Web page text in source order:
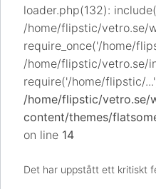
loader.php(132):
/home/flipstic/vetro.se/
require_once('/home/
/home/flipstic/vetro.se/
require('/home/flipstic/
/home/flipstic/vetro.se/
content/themes/
on line 14
Det har uppstått ett kritiskt